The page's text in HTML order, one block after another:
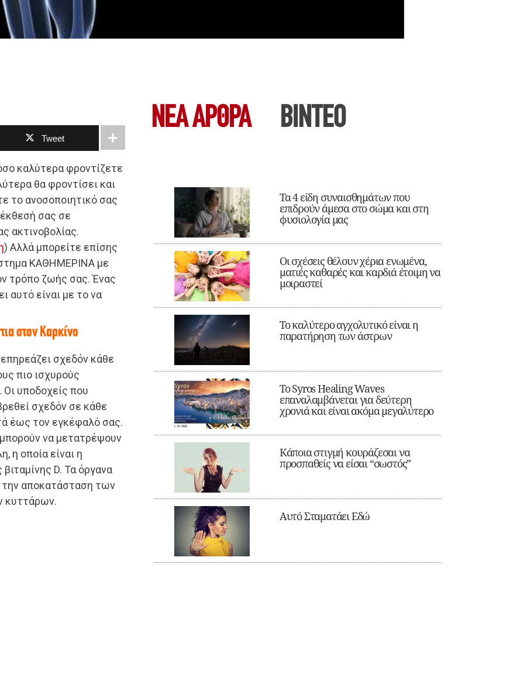
Tweet
καλύτερα φροντίζετε
θα φροντίσει και
το ανοσοποιητικό σας
σας σε
ακτινοβολίας.
) Αλλά μπορείτε επίσης
ΚΑΘΗΜΕΡΙΝΑ με
τρόπο ζωής σας. Ένας
αυτό είναι με το να
στον Καρκίνο
σχεδόν κάθε
πιο ισχυρούς
Οι υποδοχείς που
σχεδόν σε κάθε
έως τον εγκέφαλό σας.
να μετατρέψουν
η οποία είναι η
D. Τα όργανα
την αποκατάσταση των
κυττάρων.
ΝΕΑ ΆΡΘΡΑ ΒΙΝΤΕΟ
Τα 4 είδη συναισθημάτων που
επιδρούν άμεσα στο σώμα και στη
φυσιολογία μας
Οι σχέσεις θέλουν χέρια ενωμένα,
ματιές καθαρές και καρδιά έτοιμη να
μοιραστεί
Το καλύτερο αγχολυτικό είναι η
παρατήρηση των άστρων
Το Syros Healing Waves
επαναλαμβάνεται για δεύτερη
χρονιά και είναι ακόμα μεγαλύτερο
Κάποια στιγμή κουράζεσαι να
προσπαθείς να είσαι “σωστός”
Αυτό Σταματάει Εδώ